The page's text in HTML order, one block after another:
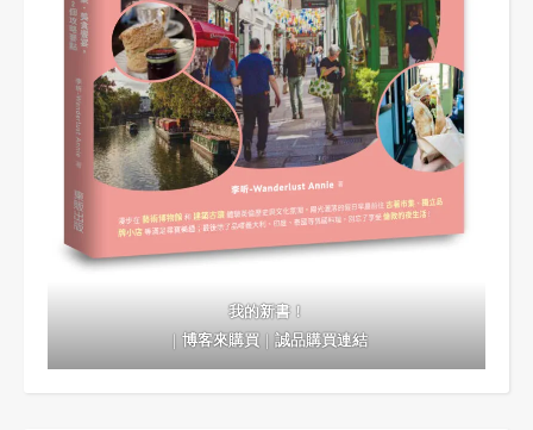
我的新書！
｜博客來購買｜誠品購買連結